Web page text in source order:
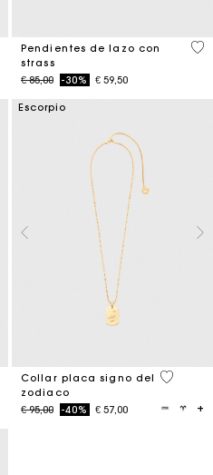
of 5 Customer Rating
Pendientes de lazo con
strass
Price reduced from
€ 85,00to-30% € 59,50
5
of 5 Customer Rating
Escorpio
Collar placa signo del
zodiaco
Price reduced from
€ 95,00to-40% € 57,00
4,3 out